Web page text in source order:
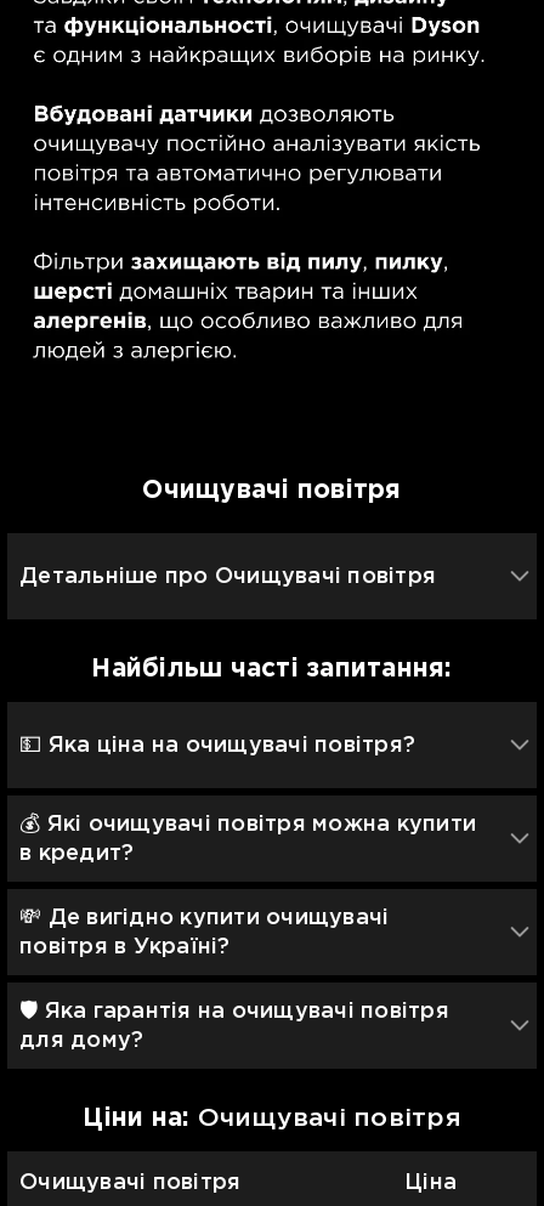
Очищувачі повітря
Детальніше про Очищувачі повітря
Найбільш часті запитання:
💵 Яка ціна на очищувачі повітря?
💰 Які очищувачі повітря можна купити
в кредит?
💸 Де вигідно купити очищувачі
повітря в Україні?
🛡 Яка гарантія на очищувачі повітря
для дому?
Цiни на: Очищувачі повітря
Очищувачі повітря Ціна